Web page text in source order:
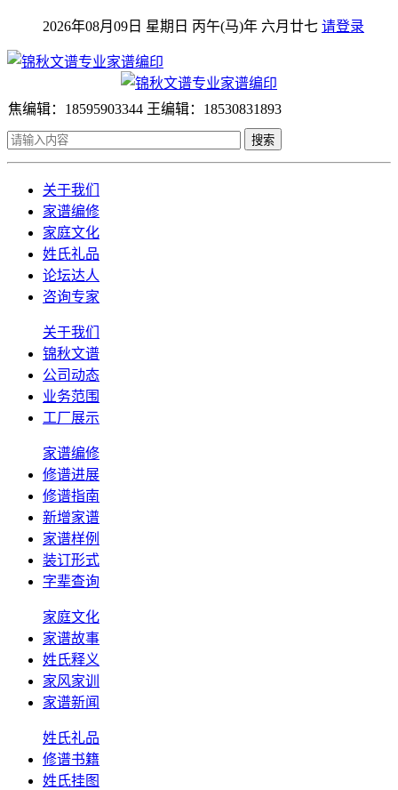
2026年08月09日 星期日 丙午(马)年 六月廿七 请登录
焦编辑：18595903344 王编辑：18530831893
搜索
关于我们
家谱编修
家庭文化
姓氏礼品
论坛达人
咨询专家
关于我们
锦秋文谱
公司动态
业务范围
工厂展示
家谱编修
修谱进展
修谱指南
新增家谱
家谱样例
装订形式
字辈查询
家庭文化
家谱故事
姓氏释义
家风家训
家谱新闻
姓氏礼品
修谱书籍
姓氏挂图